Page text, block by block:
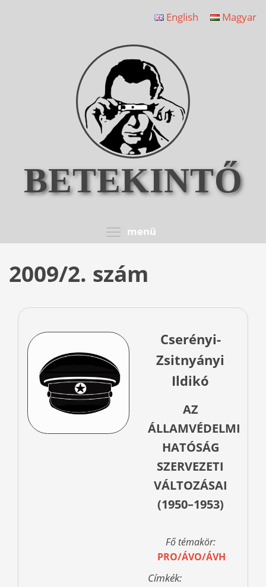
English Magyar
BETEKINTŐ
menü
2009/2. szám
Cserényi-
Zsitnyányi
Ildikó
AZ
ÁLLAMVÉDELMI
HATÓSÁG
SZERVEZETI
VÁLTOZÁSAI
(1950–1953)
Fő témakör:
PRO/ÁVO/ÁVH
Címkék: